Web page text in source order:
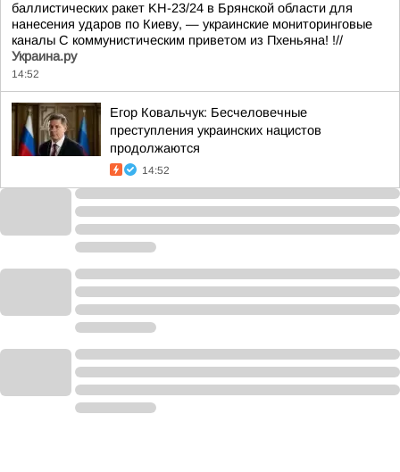
баллистических ракет KН-23/24 в Брянской области для
нанесения ударов по Киеву, — украинские мониторинговые
каналы С коммунистическим приветом из Пхеньяна! !//
Украина.ру
14:52
Егор Ковальчук: Бесчеловечные
преступления украинских нацистов
продолжаются
14:52